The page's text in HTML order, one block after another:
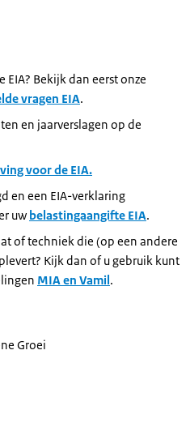
EIA? Bekijk dan eerst onze
vragen EIA.
en jaarverslagen op de
voor de EIA.
en een EIA-verklaring
uw belastingaangifte EIA.
of techniek die (op een andere
Kijk dan of u gebruik kunt
MIA en Vamil.
Groei